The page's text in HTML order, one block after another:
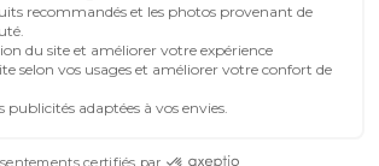
FRANCE
© 2007-2026 Miliboo